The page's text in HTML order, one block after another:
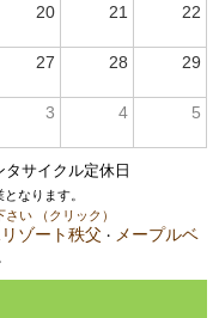
20 21 22
27 28 29
3 4 5
サイクル定休日
なります。
い （クリック）
ゾート秩父 ・
メープルベ